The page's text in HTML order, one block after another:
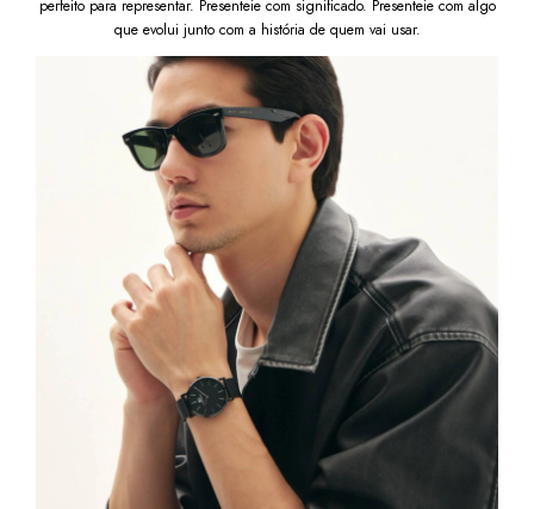
perfeito para representar. Presenteie com significado. Presenteie com algo
que evolui junto com a história de quem vai usar.